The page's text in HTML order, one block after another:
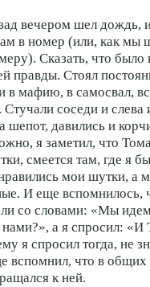
вечером шел дождь,
в номер (или, как мы
Сказать, что было
правды. Стоял
в мафию, в самосвал,
соседи и слева
шепот, давились и
я заметил, что
смеется там, где я
мои шутки, а
И еще вспомнилось,
со словами: «Мы
а я спросил: «И
я спросил тогда, не
вспомнил, что в общих
к ней.